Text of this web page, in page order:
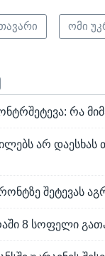
ომი
რა
არ დაესხას
შეტევას
8 სოფელი